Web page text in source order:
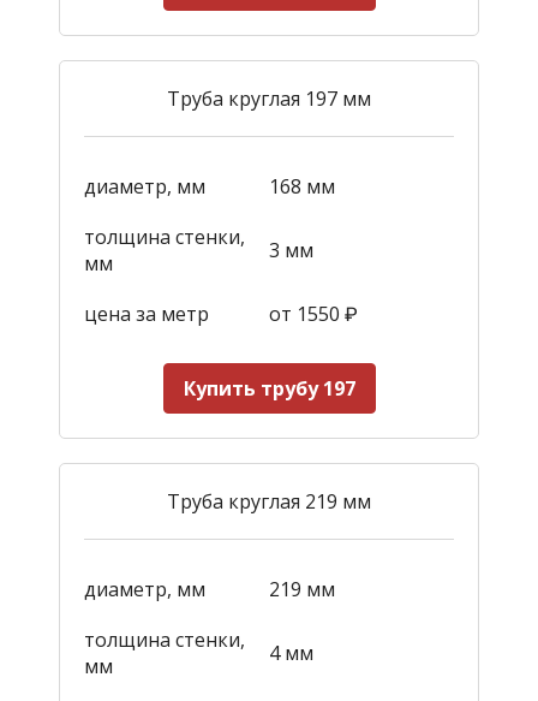
Труба круглая 197 мм
диаметр, мм
168 мм
толщина стенки,
мм
3 мм
цена за метр от 1550 ₽
Купить трубу 197
Труба круглая 219 мм
диаметр, мм
219 мм
толщина стенки,
мм
4 мм